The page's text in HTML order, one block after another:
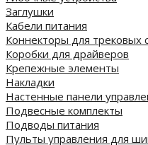
Заглушки
Кабели питания
Коннекторы для трековых
Коробки для драйверов
Крепежные элементы
Накладки
Настенные панели
Подвесные комплекты
Подводы питания
Пульты управления для